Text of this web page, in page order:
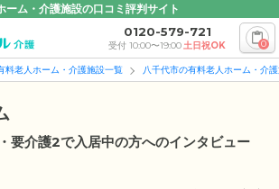
ーム・介護施設の口コミ評判サイト
0120-579-721
受付 10:00〜19:00土日祝OK 0
料老人ホーム・介護施設一覧 八千代市の有料老人ホーム・介
要介護2で入居中の方へのインタビュー